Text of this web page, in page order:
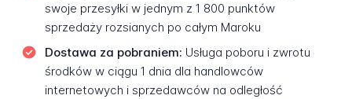
swoje przesyłki w jednym z 1 800 punktów
sprzedaży rozsianych po całym Maroku
Dostawa za pobraniem: Usługa poboru i zwrotu
środków w ciągu 1 dnia dla handlowców
internetowych i sprzedawców na odległość